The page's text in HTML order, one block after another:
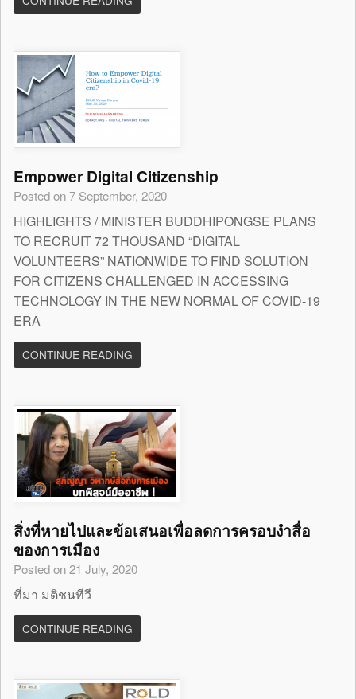
Empower Digital Citizenship
Posted on 7 September, 2020
HIGHLIGHTS / MINISTER BUDDHIPONGSE PLANS
TO RECRUIT 72 THOUSAND “DIGITAL
VOLUNTEERS” NATIONWIDE TO FIND SOLUTION
FOR CITIZENS CHALLENGED IN ACCESSING
TECHNOLOGY IN THE NEW NORMAL OF COVID-19
ERA
CONTINUE READING
สิ่งที่หายไปและข้อเสนอเพื่อลดการครอบงำสื่อ
ของการเมือง
Posted on 21 July, 2020
ที่มา มติชนทีวี
CONTINUE READING